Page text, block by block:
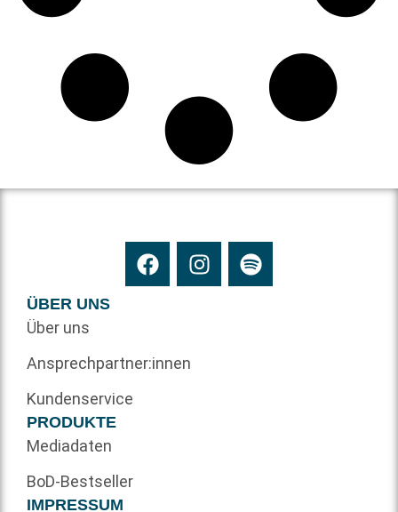
ÜBER UNS
Über uns
Ansprechpartner:innen
Kundenservice
PRODUKTE
Mediadaten
BoD-Bestseller
IMPRESSUM